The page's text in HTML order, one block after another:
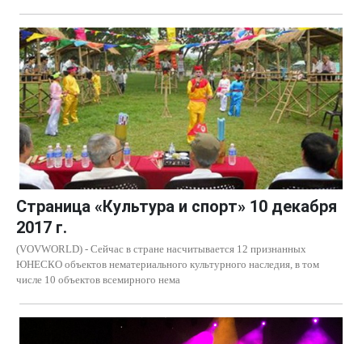
Страница «Культура и спорт» 10 декабря
2017 г.
(VOVWORLD) - Сейчас в стране насчитывается 12 признанных
ЮНЕСКО объектов нематериального культурного наследия, в том
числе 10 объектов всемирного нема